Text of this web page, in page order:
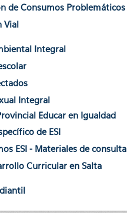
de Consumos Problemáticos
Vial
Integral
Integral
Educar en Igualdad
de ESI
ESI - Materiales de consulta
Curricular en Salta